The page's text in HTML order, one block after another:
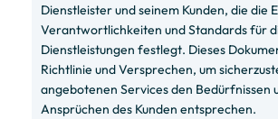
Dienstleister und seinem Kunden, die die
Verantwortlichkeiten und Standards für
Dienstleistungen festlegt. Dieses
Richtlinie und Versprechen, um
angebotenen Services den Bedürfnissen
Ansprüchen des Kunden entsprechen.